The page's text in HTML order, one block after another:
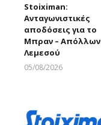
Stoiximan:
Ανταγωνιστικές
αποδόσεις για το
Μπραν – Απόλλων
Λεμεσού
05/08/2026